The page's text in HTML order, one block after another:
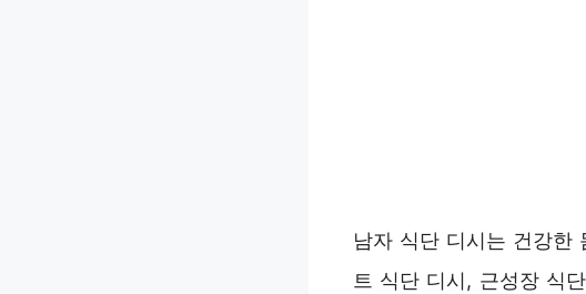
남자 식단 디시는 건강한
트 식단 디시, 근성장 식